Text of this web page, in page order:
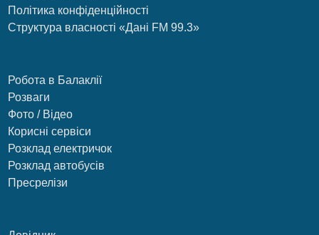
Політика конфіденційності
Структура власності «Дані FM 99.3»
Робота в Балаклії
Розваги
Фото / Відео
Корисні сервіси
Розклад електричок
Розклад автобусів
Пресрелізи